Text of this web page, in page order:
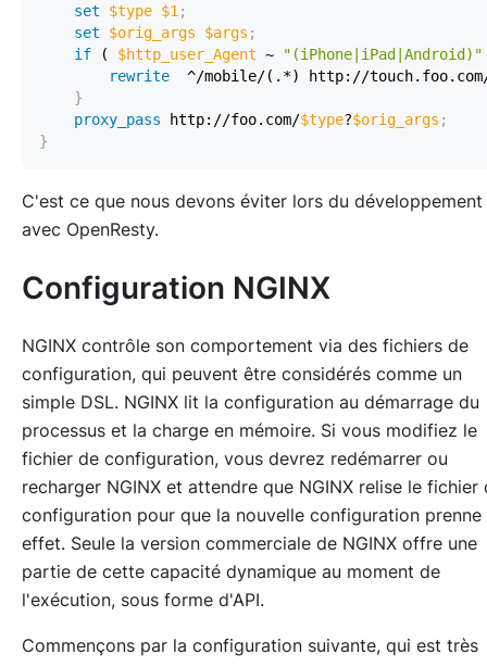
set
$type $1 ;
set
$orig_args $args ;
if ( $http_user_Agent ~ "(iPhone|iPad|Android)"
rewrite
^/mobile/(.*) http://
}
proxy_pass http://foo.com/$type?$orig_args ;
}
C'est ce que nous devons éviter lors du développement
avec OpenResty.
Configuration NGINX
NGINX contrôle son comportement via des fichiers de
configuration, qui peuvent être considérés comme un
simple DSL. NGINX lit la configuration au démarrage du
processus et la charge en mémoire. Si vous modifiez le
fichier de configuration, vous devrez redémarrer ou
recharger NGINX et attendre que NGINX relise le fichier
configuration pour que la nouvelle configuration prenne
effet. Seule la version commerciale de NGINX offre une
partie de cette capacité dynamique au moment de
l'exécution, sous forme d'API.
Commençons par la configuration suivante, qui est très